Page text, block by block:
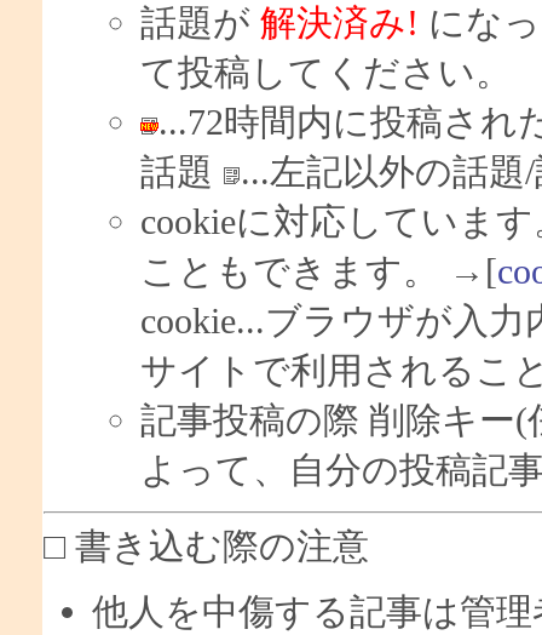
話題が 解決済み! にな
て投稿してください。
...72時間内に投稿され
話題
...左記以外の話題
cookieに対応していま
こともできます。 →[
cookie...ブラウザが入
サイトで利用されるこ
記事投稿の際 削除キー
よって、自分の投稿記
□ 書き込む際の注意
他人を中傷する記事は管